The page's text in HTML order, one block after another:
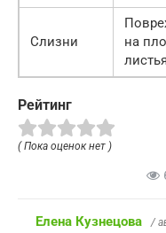
Слизни
на
Рейтинг
( Пока оценок нет )
Елена Кузнецова /